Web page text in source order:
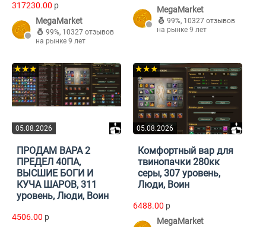
317230.00 p
MegaMarket
99%, 10327 отзывов
на рынке 9 лет
MegaMarket
99%, 10327 отзывов
на рынке 9 лет
05.08.2026
★★★
ПРОДАМ ВАРА 2
ПРЕДЕЛ 40ПА,
ВЫСШИЕ БОГИ И
КУЧА ШАРОВ, 311
уровень, Люди, Воин
4506.00 p
05.08.2026
★★★
Комфортный вар для
твинопачки 280кк
серы, 307 уровень,
Люди, Воин
6488.00 p
MegaMarket